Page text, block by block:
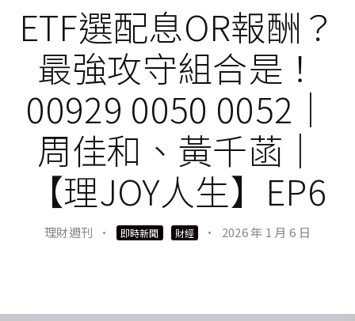
ETF選配息OR報酬？
最強攻守組合是！
00929 0050 0052｜
周佳和、黃千菡｜
【理JOY人生】EP6
理財週刊 · 即時新聞 財經 · 2026 年 1 月 6 日